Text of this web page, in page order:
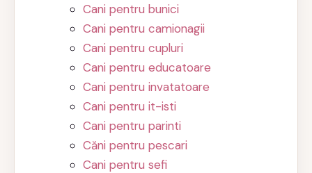
Cani pentru bunici
Cani pentru camionagii
Cani pentru cupluri
Cani pentru educatoare
Cani pentru invatatoare
Cani pentru it-isti
Cani pentru parinti
Căni pentru pescari
Cani pentru sefi